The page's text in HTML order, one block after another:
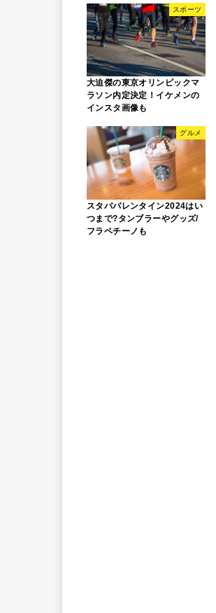
スポーツ
大迫傑の東京オリンピックマ
ラソン内定決定！イケメンの
インスタ画像も
グルメ
スタババレンタイン2024はい
つまで?タンブラーやグッズ/
フラペチーノも